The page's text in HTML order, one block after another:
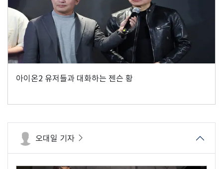
아이온2 유저들과 대화하는 젠슨 황
오대일 기자